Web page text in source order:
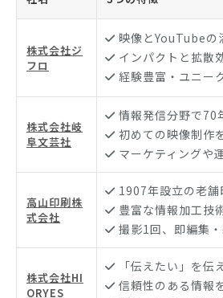
株式会社ジ
フロ
映像とYouTubeの
インパクトと拡散
経験豊富・ユニー
株式会社岐
阜文芸社
情報発信分野で70
初めての映像制作
マーケティングや
高山印刷株
式会社
1907年設立の老舗
豊富な情報加工技
撮影1回、即編集
株式会社HI
ORYES
「伝えたい」を
信頼性のある情報